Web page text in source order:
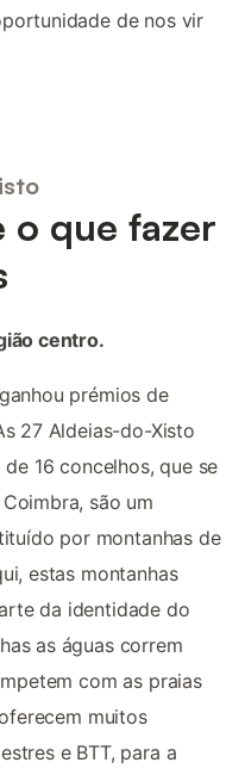
de nos vir
o que fazer
centro.
prémios de
27 Aldeias-do-Xisto
16 concelhos, que se
são um
por montanhas de
estas montanhas
da identidade do
as águas correm
com as praias
muitos
e BTT, para a